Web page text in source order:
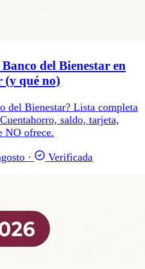
del Bienestar en
(y qué no)
del Bienestar? Lista completa
saldo, tarjeta,
NO ofrece.
· Verificada